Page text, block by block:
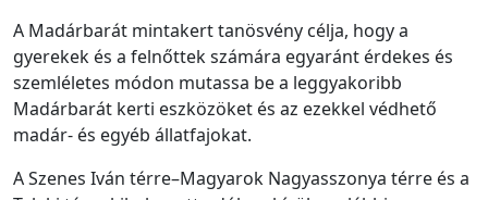
A Madárbarát mintakert tanösvény célja, hogy a
gyerekek és a felnőttek számára egyaránt érdekes és
szemléletes módon mutassa be a leggyakoribb
Madárbarát kerti eszközöket és az ezekkel védhető
madár- és egyéb állatfajokat.
A Szenes Iván térre–Magyarok Nagyasszonya térre és a